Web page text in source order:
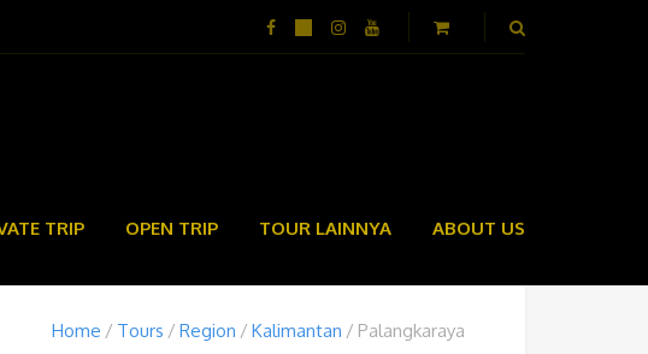
TRIP OPEN TRIP TOUR LAINNYA ABOUT US
Home Tours Region Kalimantan Palangkaraya